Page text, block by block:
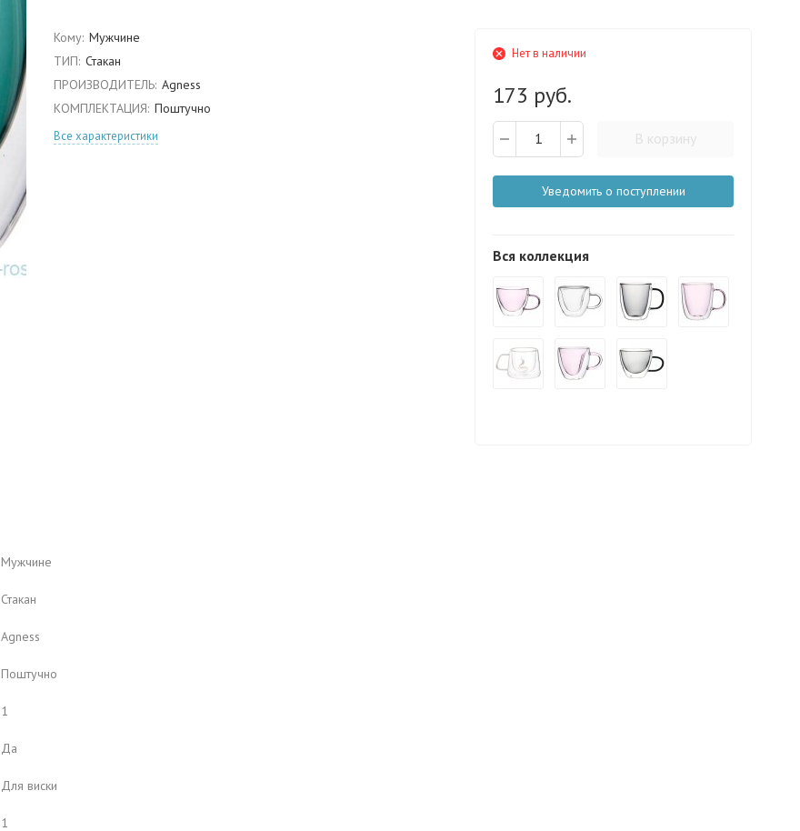
Кому: Мужчине
ТИП: Стакан
ПРОИЗВОДИТЕЛЬ: Agness
КОМПЛЕКТАЦИЯ: Поштучно
Все характеристики
Нет в наличии
173 руб.
В корзину
Уведомить о поступлении
Вся коллекция
Мужчине
Стакан
Agness
Поштучно
1
Да
Для виски
1